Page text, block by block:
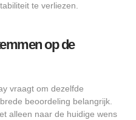
te verliezen.
op de
vraagt om dezelfde
beoordeling belangrijk.
alleen naar de huidige wens